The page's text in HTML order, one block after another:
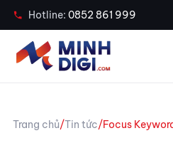
Hotline: 0852 861 999
Case Study
Tin tức
Trang chủ/Tin tức/Focus